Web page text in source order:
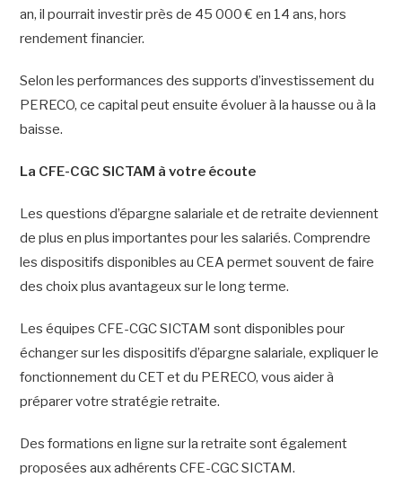
an, il pourrait investir près de 45 000 € en 14 ans, hors
rendement financier.
Selon les performances des supports d’investissement du
PERECO, ce capital peut ensuite évoluer à la hausse ou à la
baisse.
La CFE-CGC SICTAM à votre écoute
Les questions d’épargne salariale et de retraite deviennent
de plus en plus importantes pour les salariés. Comprendre
les dispositifs disponibles au CEA permet souvent de faire
des choix plus avantageux sur le long terme.
Les équipes CFE-CGC SICTAM sont disponibles pour
échanger sur les dispositifs d’épargne salariale, expliquer le
fonctionnement du CET et du PERECO, vous aider à
préparer votre stratégie retraite.
Des formations en ligne sur la retraite sont également
proposées aux adhérents CFE-CGC SICTAM.